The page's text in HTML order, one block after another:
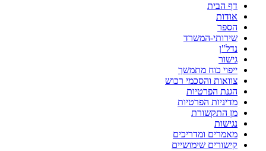
דף הבית
אודות
הספר
שירותי-המשרד
נדל"ן
גישור
ייפוי כוח מתמשך
צוואות והסכמי רכוש
הגנת הפרטיות
מדיניות הפרטיות
מן התקשורת
נגישות
מאמרים ומדריכים
קישורים שימושיים